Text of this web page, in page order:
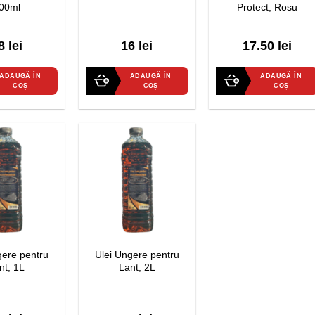
lei
ADAUGĂ ÎN
COȘ
out16 lei
ADAUGĂ ÎN
COȘ
Protect, Rosu
0
out
17.50 lei
ADAUGĂ ÎN
COȘ
pentru
1L
Ulei Ungere pentru
Lant, 2L